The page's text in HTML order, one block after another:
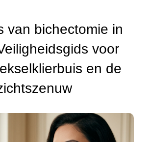
van bichectomie in
voor
en de